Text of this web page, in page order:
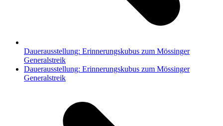
Dauerausstellung: Erinnerungskubus zum Mössinger
Generalstreik
Nächster
Beitrag:
Dauerausstellung: Erinnerungskubus zum Mössinger
Generalstreik